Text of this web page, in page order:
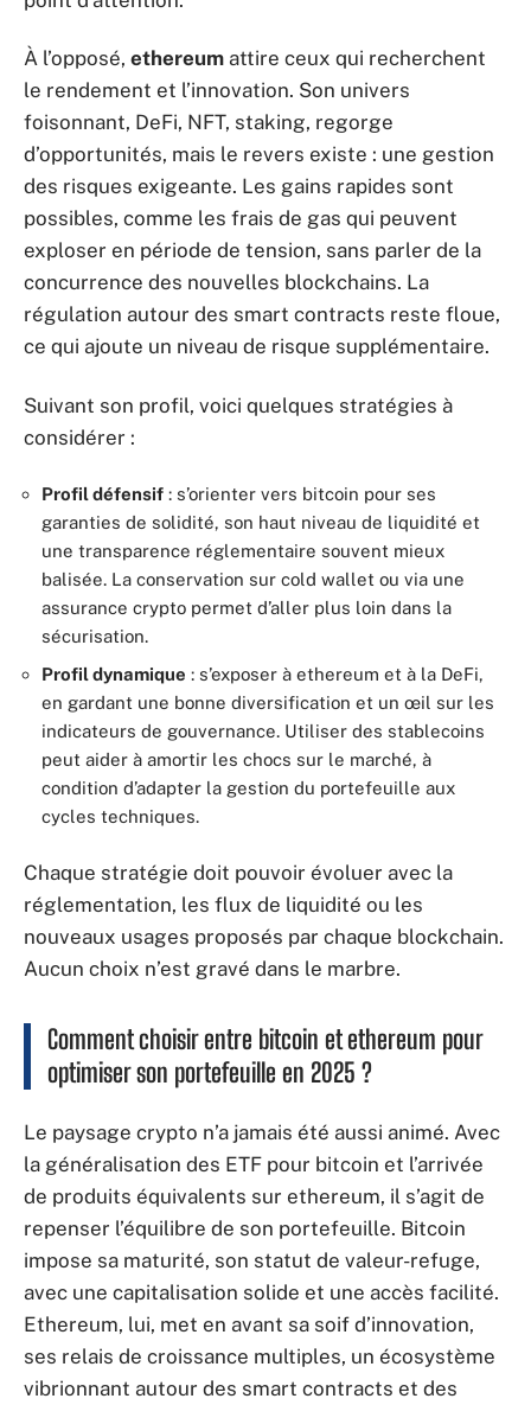
À l’opposé, ethereum attire ceux qui recherchent
le rendement et l’innovation. Son univers
foisonnant, DeFi, NFT, staking, regorge
d’opportunités, mais le revers existe : une gestion
des risques exigeante. Les gains rapides sont
possibles, comme les frais de gas qui peuvent
exploser en période de tension, sans parler de la
concurrence des nouvelles blockchains. La
régulation autour des smart contracts reste floue,
ce qui ajoute un niveau de risque supplémentaire.
Suivant son profil, voici quelques stratégies à
considérer :
Profil défensif : s’orienter vers bitcoin pour ses
garanties de solidité, son haut niveau de liquidité et
une transparence réglementaire souvent mieux
balisée. La conservation sur cold wallet ou via une
assurance crypto permet d’aller plus loin dans la
sécurisation.
Profil dynamique : s’exposer à ethereum et à la DeFi,
en gardant une bonne diversification et un œil sur les
indicateurs de gouvernance. Utiliser des stablecoins
peut aider à amortir les chocs sur le marché, à
condition d’adapter la gestion du portefeuille aux
cycles techniques.
Chaque stratégie doit pouvoir évoluer avec la
réglementation, les flux de liquidité ou les
nouveaux usages proposés par chaque blockchain.
Aucun choix n’est gravé dans le marbre.
Comment choisir entre bitcoin et ethereum pour
optimiser son portefeuille en 2025 ?
Le paysage crypto n’a jamais été aussi animé. Avec
la généralisation des ETF pour bitcoin et l’arrivée
de produits équivalents sur ethereum, il s’agit de
repenser l’équilibre de son portefeuille. Bitcoin
impose sa maturité, son statut de valeur-refuge,
avec une capitalisation solide et une accès facilité.
Ethereum, lui, met en avant sa soif d’innovation,
ses relais de croissance multiples, un écosystème
vibrionnant autour des smart contracts et des